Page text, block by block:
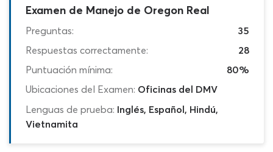
Examen de Manejo de Oregon Real
Preguntas:
35
Respuestas correctamente:
28
Puntuación mínima:
80%
Ubicaciones del Examen: Oficinas del DMV
Lenguas de prueba: Inglés, Español, Hindú,
Vietnamita